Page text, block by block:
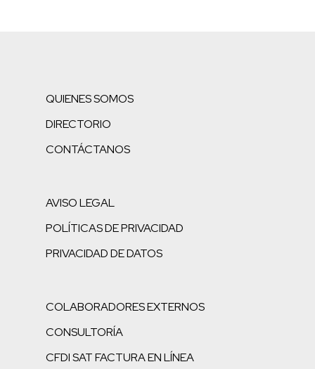
QUIENES SOMOS
DIRECTORIO
CONTÁCTANOS
AVISO LEGAL
POLÍTICAS DE PRIVACIDAD
PRIVACIDAD DE DATOS
COLABORADORES EXTERNOS
CONSULTORÍA
CFDI SAT FACTURA EN LÍNEA